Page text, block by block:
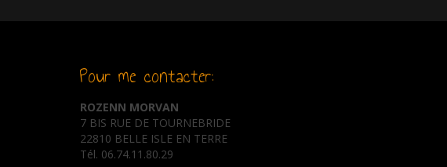
Pour me contacter:
ROZENN MORVAN
7 BIS RUE DE TOURNEBRIDE
22810 BELLE ISLE EN TERRE
Tél. 06.74.11.80.29